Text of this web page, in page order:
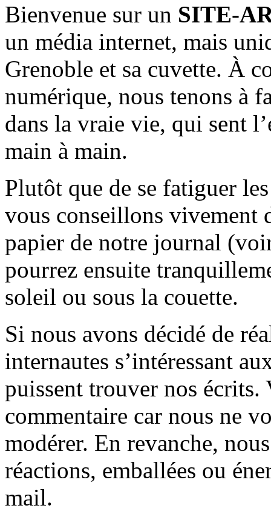
Bienvenue sur un SITE-
un média internet, mais
Grenoble et sa cuvette. À
numérique, nous tenons à
dans la vraie vie, qui sent
main à main.
Plutôt que de se fatiguer
vous conseillons vivement
papier de notre journal
pourrez ensuite
soleil ou sous la couette.
Si nous avons décidé de
internautes s’intéressant
puissent trouver nos écrits.
commentaire car nous ne
modérer. En revanche,
réactions, emballées ou
mail.